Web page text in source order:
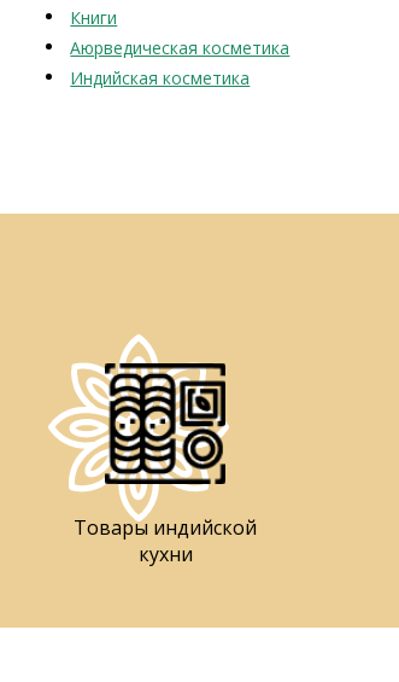
Книги
Аюрведическая косметика
Индийская косметика
Товары индийской
кухни